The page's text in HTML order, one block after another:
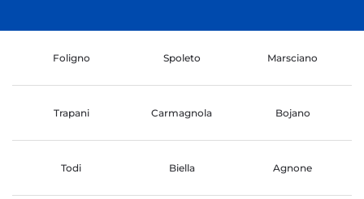
Foligno Spoleto Marsciano
Trapani Carmagnola Bojano
Todi Biella Agnone